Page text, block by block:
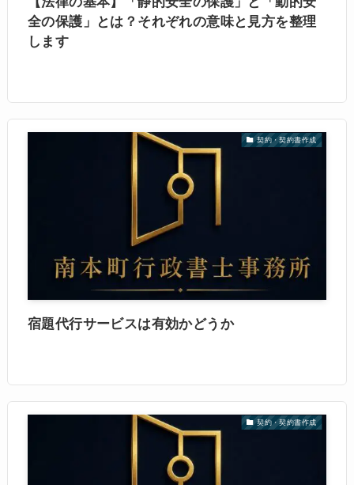
全の保護」とは？それぞれの意味と見方を整理
します
契約・契約書作成
宿題代行サービスは有効かどうか
契約・契約書作成